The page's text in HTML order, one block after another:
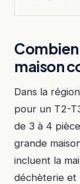
Combien
maison
Dans la
pour un T2-
de 3 à 4
grande
incluent la
déchèterie et